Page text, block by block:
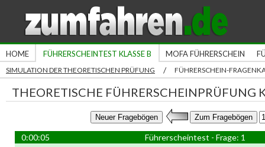
HOME FÜHRERSCHEINTEST KLASSE B MOFA FÜHRERSCHEIN
SIMULATION DER THEORETISCHEN PRÜFUNG / FÜHRERSCHEIN-
THEORETISCHE FÜHRERSCHEINPRÜFUNG
0:00:06
Führerscheintest - Frage: 1